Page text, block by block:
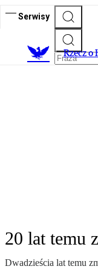
Serwisy
Rzecz o
20 lat temu
Dwadzieścia lat temu